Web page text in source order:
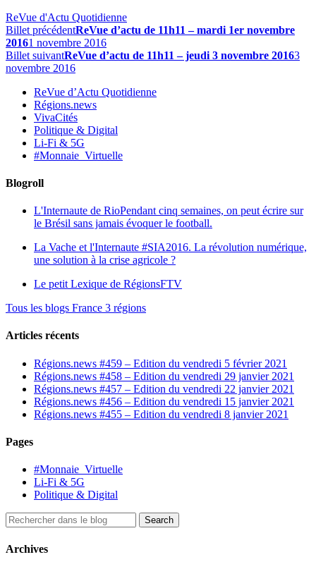
ReVue d'Actu Quotidienne
Billet précédentReVue d’actu de 11h11 – mardi 1er novembre
20161 novembre 2016
Billet suivantReVue d’actu de 11h11 – jeudi 3 novembre 20163
novembre 2016
ReVue d’Actu Quotidienne
Régions.news
VivaCités
Politique & Digital
Li-Fi & 5G
#Monnaie_Virtuelle
Blogroll
L'Internaute de RioPendant cinq semaines, on peut écrire sur
le Brésil sans jamais évoquer le football.
La Vache et l'Internaute #SIA2016. La révolution numérique,
une solution à la crise agricole ?
Le petit Lexique de RégionsFTV
Tous les blogs France 3 régions
Articles récents
Régions.news #459 – Edition du vendredi 5 février 2021
Régions.news #458 – Edition du vendredi 29 janvier 2021
Régions.news #457 – Edition du vendredi 22 janvier 2021
Régions.news #456 – Edition du vendredi 15 janvier 2021
Régions.news #455 – Edition du vendredi 8 janvier 2021
Pages
#Monnaie_Virtuelle
Li-Fi & 5G
Politique & Digital
Archives